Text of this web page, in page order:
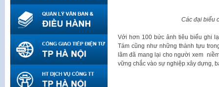
Các đại biểu
Với hơn 100 bức ảnh tiêu biểu ghi
Tám cũng như những thành tựu
lãm đã mang lại cho người xem
vững chắc vào sự nghiệp xây dựng,